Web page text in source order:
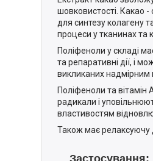
шовковистості. Какао
для синтезу колагену
процеси у тканинах та
Поліфеноли у складі
та репаративні дії, і
викликаних
Поліфеноли та вітамін
радикали і
властивостям
Також має релаксуючу